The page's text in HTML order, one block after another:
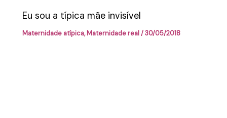
Eu sou a típica mãe invisível
Maternidade atípica,Maternidade real/30/05/2018